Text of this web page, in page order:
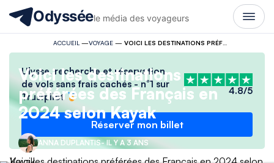
Odysséele média des voyageurs
ACCUEIL —VOYAGE— VOICI LES DESTINATIONS PRÉFÉRÉES DES FRANÇAIS EN 2024 SELON KAYAK
Ulysse, recherche et réservation
de vols sans frais cachés - n°1 sur
Trustpilot
4.8/5
Réserver mon billet
Voici les destinations
préférées des Français en
2024 selon Kayak
ANNA DUPLANTIS- IL Y A 3 ANS